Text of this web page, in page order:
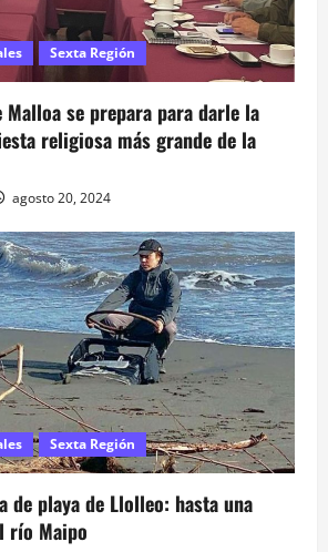
Sexta Región
se prepara para darle la
religiosa más grande de la
agosto 20, 2024
Sexta Región
de playa de Llolleo: hasta una
río Maipo